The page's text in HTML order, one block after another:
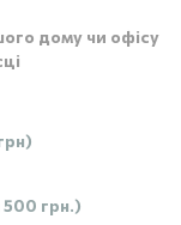
дому чи офісу
500 грн.)